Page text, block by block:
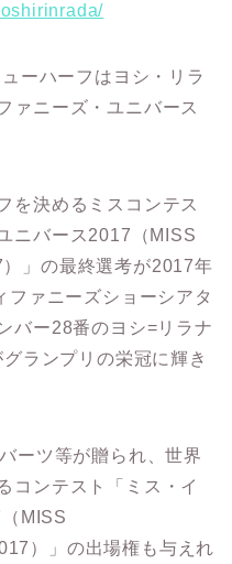
ーハーフはヨシ・リラ
ァニーズ・ユニバース
を決めるミスコンテス
ニバース2017（MISS
」の最終選考が2017年
ァニーズショーシアタ
バー28番のヨシ=リラナ
ランプリの栄冠に輝き
ーツ等が贈られ、世界
コンテスト「ミス・イ
MISS
）」の出場権も与えれ